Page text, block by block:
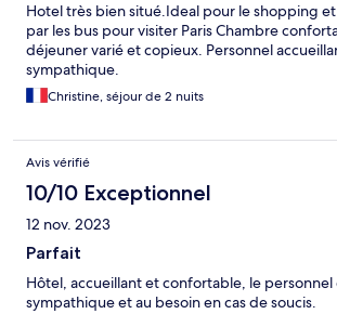
Hotel très bien situé.Ideal pour le shopping
par les bus pour visiter Paris Chambre
déjeuner varié et copieux. Personnel
sympathique.
Christine, séjour de 2 nuits
Avis vérifié
10/10 Exceptionnel
12 nov. 2023
Parfait
Hôtel, accueillant et confortable, le personnel
sympathique et au besoin en cas de soucis.